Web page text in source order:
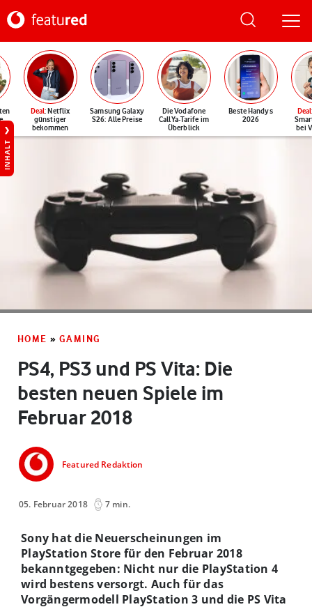
Deal: Netflix
günstiger
bekommen
Samsung Galaxy
S26: Alle Preise
Die Vodafone
CallYa-Tarife im
Überblick
Beste Handys
2026
Deal
bei
INHALT
HOME » GAMING
PS4, PS3 und PS Vita: Die
besten neuen Spiele im
Februar 2018
Featured Redaktion
05. Februar 2018 7 min.
Sony hat die Neuerscheinungen im
PlayStation Store für den Februar 2018
bekanntgegeben: Nicht nur die PlayStation 4
wird bestens versorgt. Auch für das
Vorgängermodell PlayStation 3 und die PS Vita